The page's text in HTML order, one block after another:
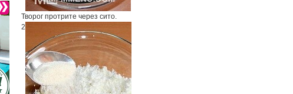
Творог протрите через сито.
2